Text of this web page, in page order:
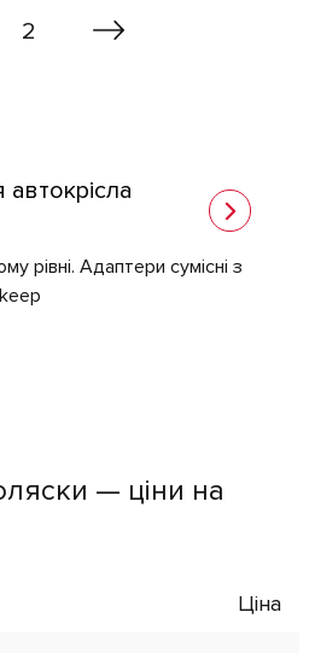
2
сумісні з
— ціни на
Ціна